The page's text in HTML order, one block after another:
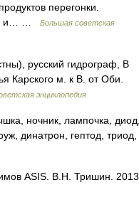
перегонки.
и… …
Большая советская
русский гидрограф, В
Карского м. к В. от Оби.
энциклопедия
ночник, лампочка, диод,
динатрон, гептод, триод,
ASIS. В.Н. Тришин. 2013